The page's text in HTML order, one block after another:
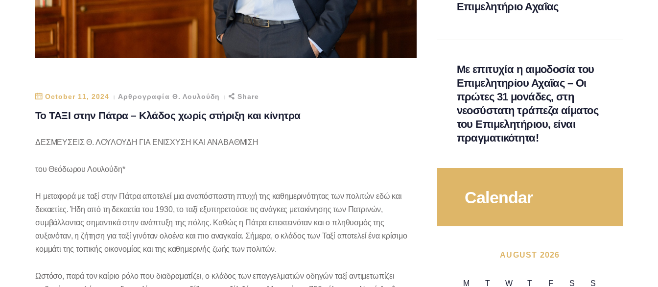
October 11, 2024 Αρθρογραφία Θ. Λουλούδη Share
Το ΤΑΞΙ στην Πάτρα – Κλάδος χωρίς στήριξη και κίνητρα
ΔΕΣΜΕΥΣΕΙΣ Θ. ΛΟΥΛΟΥΔΗ ΓΙΑ ΕΝΙΣΧΥΣΗ ΚΑΙ ΑΝΑΒΑΘΜΙΣΗ
του Θεόδωρου Λουλούδη*
Η μεταφορά με ταξί στην Πάτρα αποτελεί μια αναπόσπαστη πτυχή της καθημερινότητας των πολιτών εδώ και
δεκαετίες. Ήδη από τη δεκαετία του 1930, το ταξί εξυπηρετούσε τις ανάγκες μετακίνησης των Πατρινών,
συμβάλλοντας σημαντικά στην ανάπτυξη της πόλης. Καθώς η Πάτρα επεκτεινόταν και ο πληθυσμός της
αυξανόταν, η ζήτηση για ταξί γινόταν ολοένα και πιο αναγκαία. Σήμερα, ο κλάδος των Ταξί αποτελεί ένα κρίσιμο
κομμάτι της τοπικής οικονομίας και της καθημερινής ζωής των πολιτών.
Ωστόσο, παρά τον καίριο ρόλο που διαδραματίζει, ο κλάδος των επαγγελματιών οδηγών ταξί αντιμετωπίζει
Επιμελητήριο Αχαΐας
Με επιτυχία η αιμοδοσία του
Επιμελητηρίου Αχαΐας – Οι
πρώτες 31 μονάδες, στη
νεοσύστατη τράπεζα αίματος
του Επιμελητήριου, είναι
πραγματικότητα!
Calendar
AUGUST 2026
M T W T F S
S